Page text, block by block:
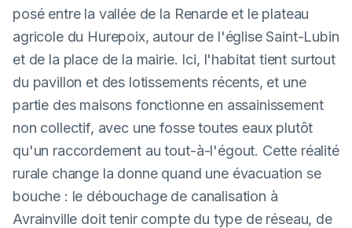
posé entre la vallée de la Renarde et le plateau
agricole du Hurepoix, autour de l'église Saint-Lubin
et de la place de la mairie. Ici, l'habitat tient surtout
du pavillon et des lotissements récents, et une
partie des maisons fonctionne en assainissement
non collectif, avec une fosse toutes eaux plutôt
qu'un raccordement au tout-à-l'égout. Cette réalité
rurale change la donne quand une évacuation se
bouche : le débouchage de canalisation à
Avrainville doit tenir compte du type de réseau, de